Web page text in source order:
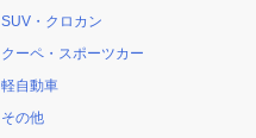
SUV・クロカン
クーペ・スポーツカー
軽自動車
その他